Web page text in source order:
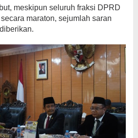
meskipun seluruh fraksi DPRD
maraton, sejumlah saran